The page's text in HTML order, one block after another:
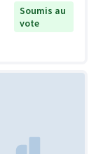
Soumis au
vote